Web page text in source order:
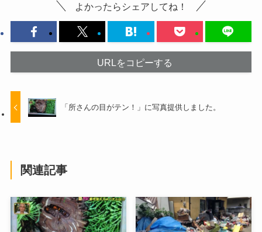
よかったらシェアしてね！
URLをコピーする
「所さんの目がテン！」に写真提供しました。
関連記事